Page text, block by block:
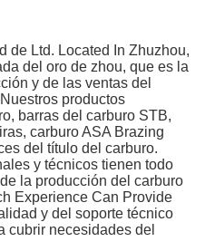
de Ltd. Located In Zhuzhou,
del oro de zhou, que es la
y de las ventas del
productos
barras del carburo STB,
carburo ASA Brazing
del título del carburo.
y técnicos tienen todo
la producción del carburo
Experience Can Provide
y del soporte técnico
cubrir necesidades del